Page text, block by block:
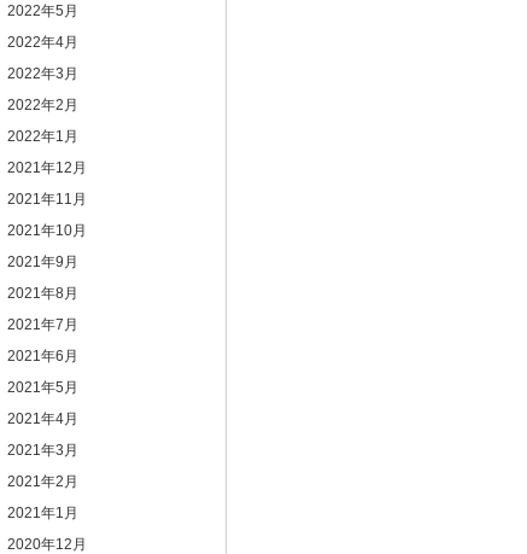
2022年5月
2022年4月
2022年3月
2022年2月
2022年1月
2021年12月
2021年11月
2021年10月
2021年9月
2021年8月
2021年7月
2021年6月
2021年5月
2021年4月
2021年3月
2021年2月
2021年1月
2020年12月